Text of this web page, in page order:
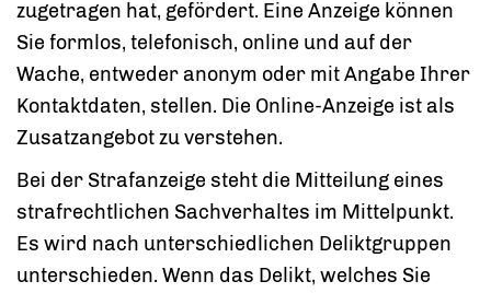
zugetragen hat, gefördert. Eine Anzeige können
Sie formlos, telefonisch, online und auf der
Wache, entweder anonym oder mit Angabe Ihrer
Kontaktdaten, stellen. Die Online-Anzeige ist als
Zusatzangebot zu verstehen.
Bei der Strafanzeige steht die Mitteilung eines
strafrechtlichen Sachverhaltes im Mittelpunkt.
Es wird nach unterschiedlichen Deliktgruppen
unterschieden. Wenn das Delikt, welches Sie